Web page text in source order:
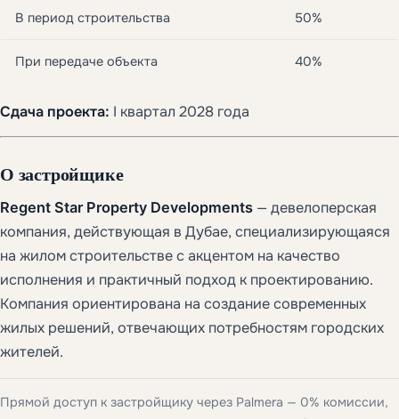
В период строительства 50%
При передаче объекта 40%
Сдача проекта: I квартал 2028 года
О застройщике
Regent Star Property Developments — девелоперская
компания, действующая в Дубае, специализирующаяся
на жилом строительстве с акцентом на качество
исполнения и практичный подход к проектированию.
Компания ориентирована на создание современных
жилых решений, отвечающих потребностям городских
жителей.
Прямой доступ к застройщику через Palmera — 0% комиссии,